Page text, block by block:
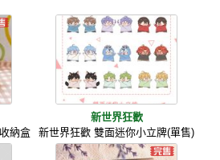
納盒
新世界狂歡
新世界狂歡 雙面迷你小立牌(單售)